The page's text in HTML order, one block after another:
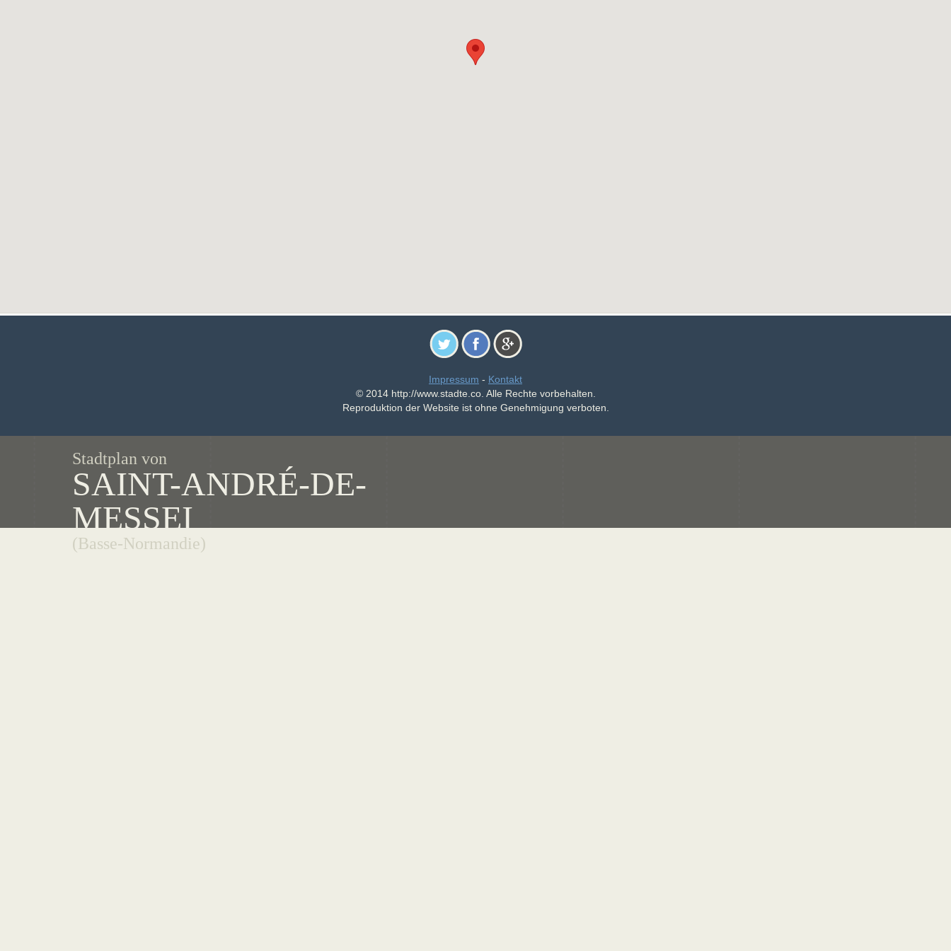
Impressum - Kontakt
© 2014 http://www.stadte.co. Alle Rechte vorbehalten.
Reproduktion der Website ist ohne Genehmigung verboten.
Stadtplan von
SAINT-ANDRÉ-DE-
MESSEI
(Basse-Normandie)